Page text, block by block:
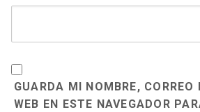
GUARDA MI NOMBRE, CORREO
WEB EN ESTE NAVEGADOR